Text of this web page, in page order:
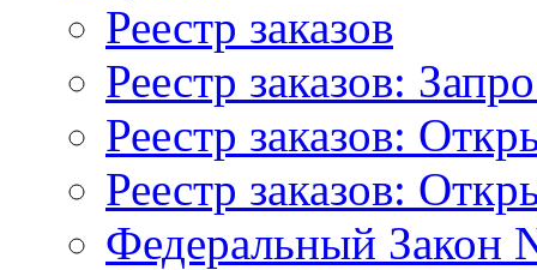
Реестр заказов
Реестр заказов:
Реестр заказов:
Реестр заказов:
Федеральный Закон